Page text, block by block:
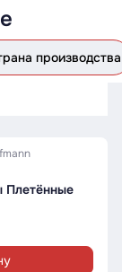
производства
Плетённые